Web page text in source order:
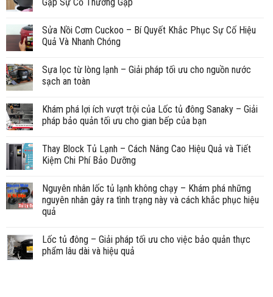
Sửa Nồi Cơm Cuckoo – Bí Quyết Khắc Phục Sự Cố Hiệu
Quả Và Nhanh Chóng
Sựa lọc từ lòng lạnh – Giải pháp tối ưu cho nguồn nước
sạch an toàn
Khám phá lợi ích vượt trội của Lốc tủ đông Sanaky – Giải
pháp bảo quản tối ưu cho gian bếp của bạn
Thay Block Tủ Lạnh – Cách Nâng Cao Hiệu Quả và Tiết
Kiệm Chi Phí Bảo Dưỡng
Nguyên nhân lốc tủ lạnh không chạy – Khám phá những
nguyên nhân gây ra tình trạng này và cách khắc phục hiệu
quả
Lốc tủ đông – Giải pháp tối ưu cho việc bảo quản thực
phẩm lâu dài và hiệu quả